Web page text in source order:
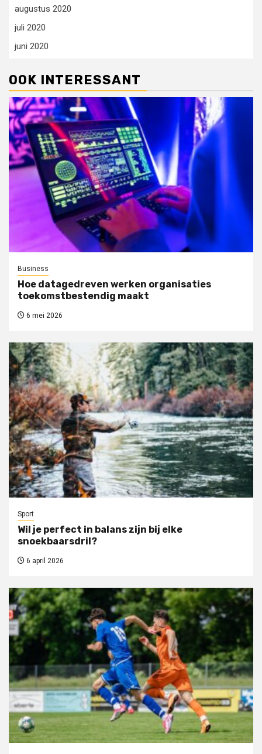
augustus 2020
juli 2020
juni 2020
OOK INTERESSANT
Business
Hoe datagedreven werken organisaties
toekomstbestendig maakt
6 mei 2026
Sport
Wil je perfect in balans zijn bij elke
snoekbaarsdril?
6 april 2026